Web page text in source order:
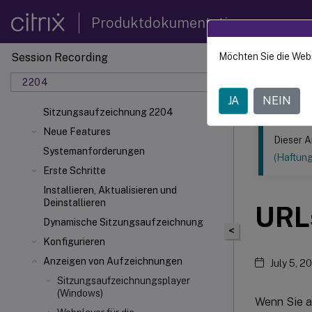
Produktdokumentation
Session Recording
2204
Sitzungsaufzeichnung 2204
Neue Features
Systemanforderungen
Erste Schritte
Installieren, Aktualisieren und
Deinstallieren
Dynamische Sitzungsaufzeichnung
Konfigurieren
Anzeigen von Aufzeichnungen
Sitzungsaufzeichnungsplayer
(Windows)
Dieser Inhalt
<
Dieser
July 5,
Wenn Sie
Möchten Sie die
JA NEIN